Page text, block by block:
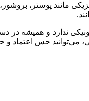
پوستر،
ندارد و
حس اعتماد و